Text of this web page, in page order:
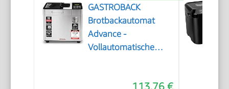
GASTROBACK
Brotbackautomat
Advance -
Vollautomatische
113,76 €